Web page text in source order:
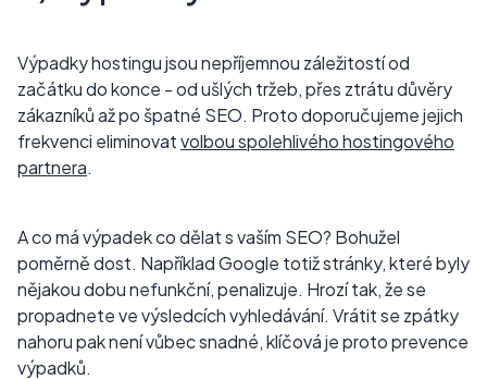
Výpadky hostingu jsou nepříjemnou záležitostí od
začátku do konce - od ušlých tržeb, přes ztrátu důvěry
zákazníků až po špatné SEO. Proto doporučujeme jejich
frekvenci eliminovatvolbou spolehlivého hostingového
partnera.
A co má výpadek co dělat s vaším SEO? Bohužel
poměrně dost. Například Google totiž stránky, které byly
nějakou dobu nefunkční, penalizuje. Hrozí tak, že se
propadnete ve výsledcích vyhledávání. Vrátit se zpátky
nahoru pak není vůbec snadné, klíčová je proto prevence
výpadků.